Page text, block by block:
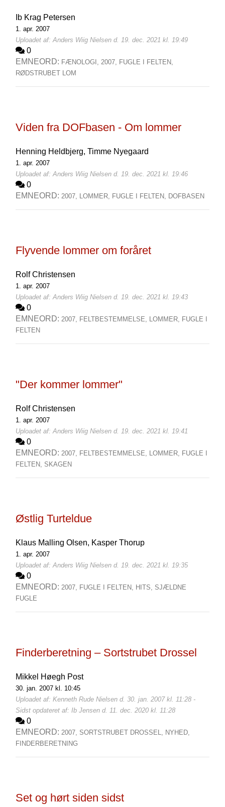
Ib Krag Petersen
1. apr. 2007
Uploadet af: Anders Wiig Nielsen d. 19. dec. 2021 kl. 19:49
0
EMNEORD: FÆNOLOGI, 2007, FUGLE I FELTEN,
RØDSTRUBET LOM
Viden fra DOFbasen - Om lommer
Henning Heldbjerg, Timme Nyegaard
1. apr. 2007
Uploadet af: Anders Wiig Nielsen d. 19. dec. 2021 kl. 19:46
0
EMNEORD: 2007, LOMMER, FUGLE I FELTEN, DOFBASEN
Flyvende lommer om foråret
Rolf Christensen
1. apr. 2007
Uploadet af: Anders Wiig Nielsen d. 19. dec. 2021 kl. 19:43
0
EMNEORD: 2007, FELTBESTEMMELSE, LOMMER, FUGLE I
FELTEN
"Der kommer lommer"
Rolf Christensen
1. apr. 2007
Uploadet af: Anders Wiig Nielsen d. 19. dec. 2021 kl. 19:41
0
EMNEORD: 2007, FELTBESTEMMELSE, LOMMER, FUGLE I
FELTEN, SKAGEN
Østlig Turteldue
Klaus Malling Olsen, Kasper Thorup
1. apr. 2007
Uploadet af: Anders Wiig Nielsen d. 19. dec. 2021 kl. 19:35
0
EMNEORD: 2007, FUGLE I FELTEN, HITS, SJÆLDNE
FUGLE
Finderberetning – Sortstrubet Drossel
Mikkel Høegh Post
30. jan. 2007 kl. 10:45
Uploadet af: Kenneth Rude Nielsen d. 30. jan. 2007 kl. 11:28 -
Sidst opdateret af: Ib Jensen d. 11. dec. 2020 kl. 11:28
0
EMNEORD: 2007, SORTSTRUBET DROSSEL, NYHED,
FINDERBERETNING
Set og hørt siden sidst